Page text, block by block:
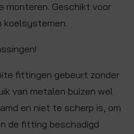
monteren. Geschikt voor
koelsystemen.
fittingen gebeurt zonder
van metalen buizen wel
en niet te scherp is, om
de fitting beschadigd